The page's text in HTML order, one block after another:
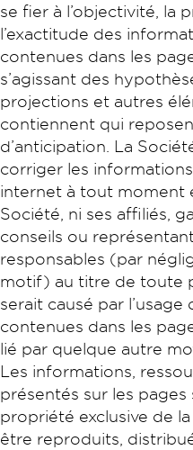
se fier à l’objectivité, la
l’exactitude des
contenues dans les
s’agissant des
projections et autres
contiennent qui
d’anticipation. La
corriger les
internet à tout moment
Société, ni ses affiliés,
conseils ou
responsables (par
motif) au titre de toute
serait causé par
contenues dans les
lié par quelque autre
Les informations,
présentés sur les
propriété exclusive de
être reproduits,